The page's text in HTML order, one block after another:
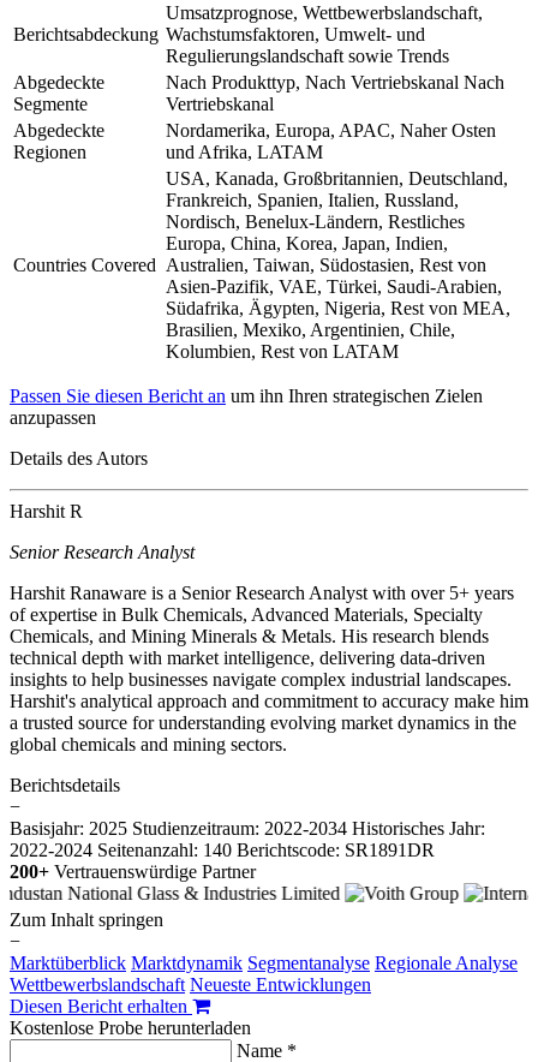
Berichtsabdeckung
Umsatzprognose, Wettbewerbslandschaft,
Wachstumsfaktoren, Umwelt- und
Regulierungslandschaft sowie Trends
Abgedeckte
Segmente
Nach Produkttyp, Nach Vertriebskanal Nach
Vertriebskanal
Abgedeckte
Regionen
Nordamerika, Europa, APAC, Naher Osten
und Afrika, LATAM
Countries Covered
USA, Kanada, Großbritannien, Deutschland,
Frankreich, Spanien, Italien, Russland,
Nordisch, Benelux-Ländern, Restliches
Europa, China, Korea, Japan, Indien,
Australien, Taiwan, Südostasien, Rest von
Asien-Pazifik, VAE, Türkei, Saudi-Arabien,
Südafrika, Ägypten, Nigeria, Rest von MEA,
Brasilien, Mexiko, Argentinien, Chile,
Kolumbien, Rest von LATAM
Passen Sie diesen Bericht an um ihn Ihren strategischen Zielen
anzupassen
Details des Autors
Harshit R
Senior Research Analyst
Harshit Ranaware is a Senior Research Analyst with over 5+ years
of expertise in Bulk Chemicals, Advanced Materials, Specialty
Chemicals, and Mining Minerals & Metals. His research blends
technical depth with market intelligence, delivering data-driven
insights to help businesses navigate complex industrial landscapes.
Harshit's analytical approach and commitment to accuracy make him
a trusted source for understanding evolving market dynamics in the
global chemicals and mining sectors.
Berichtsdetails
−
Basisjahr: 2025 Studienzeitraum: 2022-2034 Historisches Jahr:
2022-2024 Seitenanzahl: 140 Berichtscode: SR1891DR
200+ Vertrauenswürdige Partner
Zum Inhalt springen
−
Marktüberblick Marktdynamik Segmentanalyse Regionale Analyse
Wettbewerbslandschaft Neueste Entwicklungen
Diesen Bericht erhalten
Kostenlose Probe herunterladen
Name *